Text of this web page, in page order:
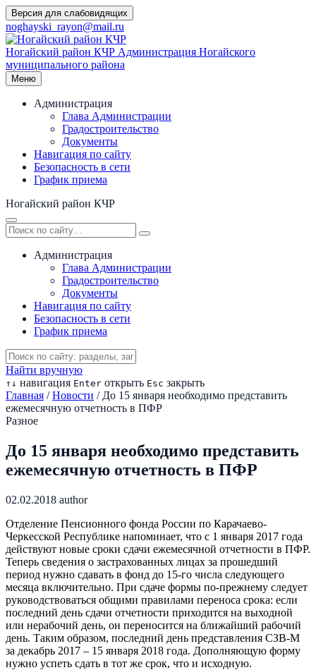
Перейти
к
содержимому
Версия для слабовидящих
noghayski_rayon@mail.ru
Ногайский район КЧР Администрация Ногайского
муниципального района
Меню
Администрация
Глава Администрации
Градостроительство
Документы
Навигация по сайту
Безопасность в сети
График приема
Ногайский район КЧР
Администрация
Глава Администрации
Градостроительство
Документы
Навигация по сайту
Безопасность в сети
График приема
Найти вручную
↑ ↓ навигация Enter открыть Esc закрыть
Главная / Новости / До 15 января необходимо представить
ежемесячную отчетность в ПФР
Разное
До 15 января необходимо представить
ежемесячную отчетность в ПФР
02.02.2018 author
Отделение Пенсионного фонда России по Карачаево-
Черкесской Республике напоминает, что с 1 января 2017 года
действуют новые сроки сдачи ежемесячной отчетности в ПФР.
Теперь сведения о застрахованных лицах за прошедший
период нужно сдавать в фонд до 15-го числа следующего
месяца включительно. При сдаче формы по-прежнему следует
руководствоваться общими правилами переноса срока: если
последний день сдачи отчетности приходится на выходной
или нерабочий день, он переносится на ближайший рабочий
день. Таким образом, последний день представления СЗВ-М
за декабрь 2017 – 15 января 2018 года. Дополняющую форму
нужно успеть сдать в тот же срок, что и исходную.